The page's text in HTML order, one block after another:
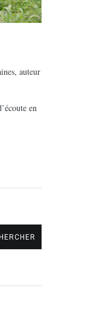
auteur
en